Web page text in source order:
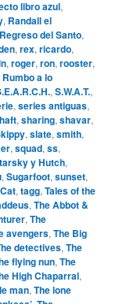
libro azul,
, Randall el
Regreso del Santo,
,rex,ricardo,
,roger,ron,rooster,
Rumbo a lo
,S.W.A.T.,
,series antiguas,
,sharing,shavar,
,slate,smith,
,squad,ss,
y Hutch,
,Sugarfoot,sunset,
,tagg,Tales of the
,The Abbot &
,The
avengers,The Big
detectives,The
flying nun,The
High Chaparral,
man,The lone